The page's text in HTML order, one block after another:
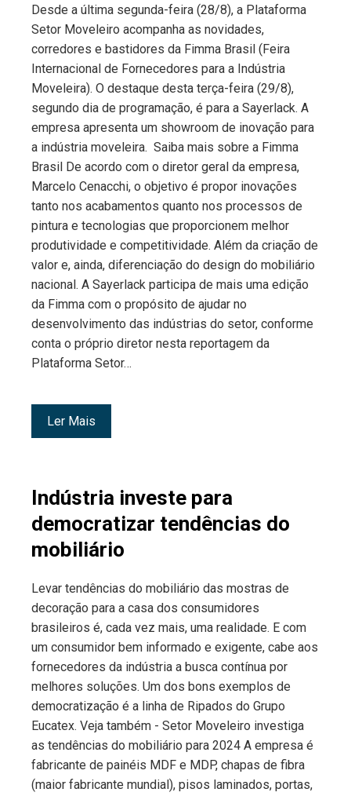
Desde a última segunda-feira (28/8), a Plataforma
Setor Moveleiro acompanha as novidades,
corredores e bastidores da Fimma Brasil (Feira
Internacional de Fornecedores para a Indústria
Moveleira). O destaque desta terça-feira (29/8),
segundo dia de programação, é para a Sayerlack. A
empresa apresenta um showroom de inovação para
a indústria moveleira. Saiba mais sobre a Fimma
Brasil De acordo com o diretor geral da empresa,
Marcelo Cenacchi, o objetivo é propor inovações
tanto nos acabamentos quanto nos processos de
pintura e tecnologias que proporcionem melhor
produtividade e competitividade. Além da criação de
valor e, ainda, diferenciação do design do mobiliário
nacional. A Sayerlack participa de mais uma edição
da Fimma com o propósito de ajudar no
desenvolvimento das indústrias do setor, conforme
conta o próprio diretor nesta reportagem da
Plataforma Setor…
Ler Mais
Indústria investe para
democratizar tendências do
mobiliário
Levar tendências do mobiliário das mostras de
decoração para a casa dos consumidores
brasileiros é, cada vez mais, uma realidade. E com
um consumidor bem informado e exigente, cabe aos
fornecedores da indústria a busca contínua por
melhores soluções. Um dos bons exemplos de
democratização é a linha de Ripados do Grupo
Eucatex. Veja também - Setor Moveleiro investiga
as tendências do mobiliário para 2024 A empresa é
fabricante de painéis MDF e MDP, chapas de fibra
(maior fabricante mundial), pisos laminados, portas,